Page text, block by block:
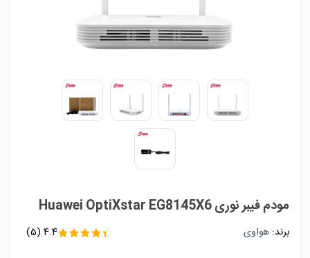
مودم فیبر نوری Huawei OptiXstar EG8145X6
برند: هواوی 4.4
(5)